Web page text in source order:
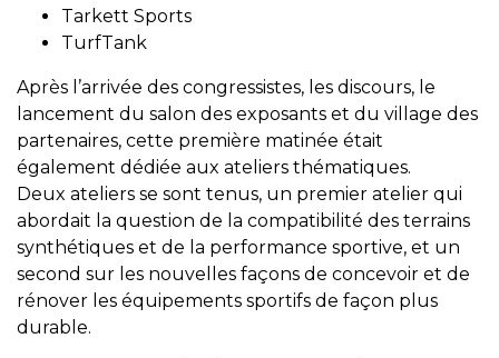
Tarkett Sports
TurfTank
Après l’arrivée des congressistes, les discours, le
lancement du salon des exposants et du village des
partenaires, cette première matinée était
également dédiée aux ateliers thématiques.
Deux ateliers se sont tenus, un premier atelier qui
abordait la question de la compatibilité des terrains
synthétiques et de la performance sportive, et un
second sur les nouvelles façons de concevoir et de
rénover les équipements sportifs de façon plus
durable.